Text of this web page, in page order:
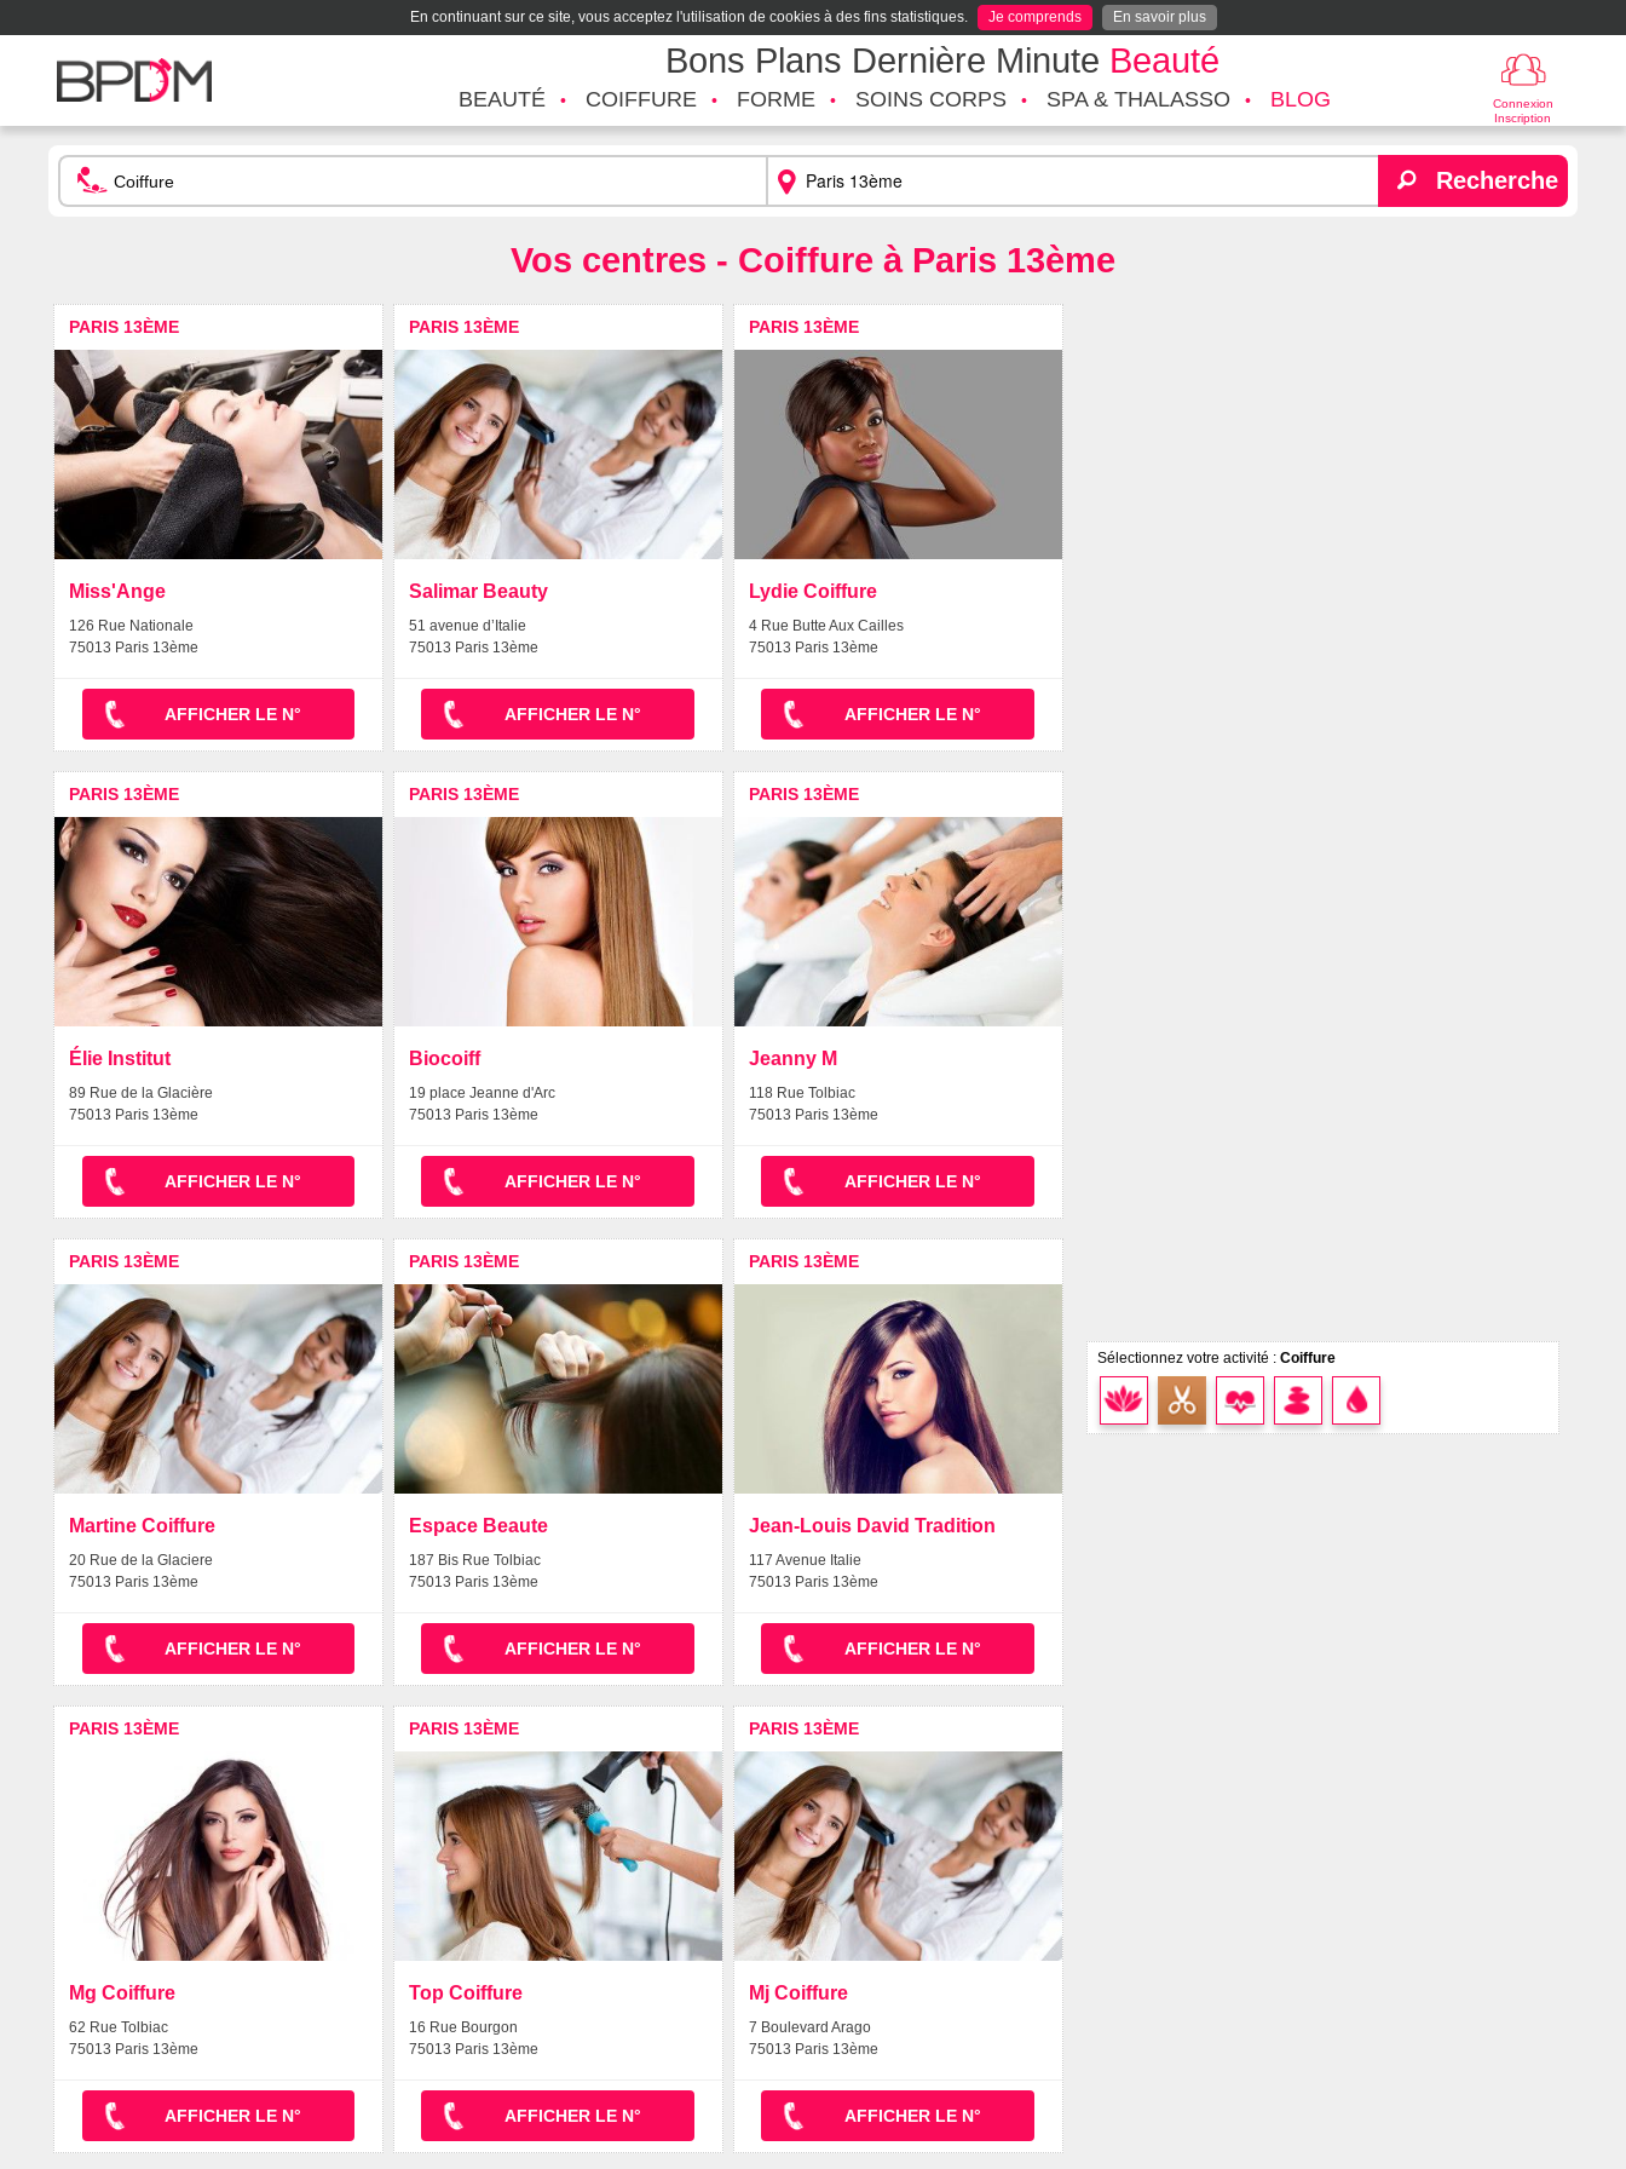
En continuant sur ce site, vous acceptez l'utilisation de cookies à des fins statistiques. Je comprends En savoir plus
Bons Plans Dernière Minute Beauté
Connexion
Inscription
BEAUTÉ COIFFURE FORME SOINS CORPS SPA & THALASSO BLOG
Recherche
Vos centres - Coiffure à Paris 13ème
Sélectionnez votre activité : Coiffure
PARIS 13ÈME
Miss'Ange
126 Rue Nationale
75013 Paris 13ème
AFFICHER LE N°
PARIS 13ÈME
Salimar Beauty
51 avenue d’Italie
75013 Paris 13ème
AFFICHER LE N°
PARIS 13ÈME
Lydie Coiffure
4 Rue Butte Aux Cailles
75013 Paris 13ème
AFFICHER LE N°
PARIS 13ÈME
Élie Institut
89 Rue de la Glacière
75013 Paris 13ème
AFFICHER LE N°
PARIS 13ÈME
Biocoiff
19 place Jeanne d'Arc
75013 Paris 13ème
AFFICHER LE N°
PARIS 13ÈME
Jeanny M
118 Rue Tolbiac
75013 Paris 13ème
AFFICHER LE N°
PARIS 13ÈME
Martine Coiffure
20 Rue de la Glaciere
75013 Paris 13ème
AFFICHER LE N°
PARIS 13ÈME
Espace Beaute
187 Bis Rue Tolbiac
75013 Paris 13ème
AFFICHER LE N°
PARIS 13ÈME
Jean-Louis David Tradition
117 Avenue Italie
75013 Paris 13ème
AFFICHER LE N°
PARIS 13ÈME
Mg Coiffure
62 Rue Tolbiac
75013 Paris 13ème
AFFICHER LE N°
PARIS 13ÈME
Top Coiffure
16 Rue Bourgon
75013 Paris 13ème
AFFICHER LE N°
PARIS 13ÈME
Mj Coiffure
7 Boulevard Arago
75013 Paris 13ème
AFFICHER LE N°